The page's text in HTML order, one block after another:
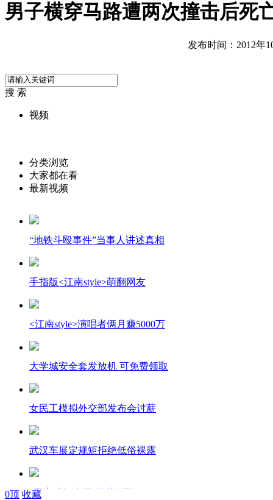
男子横穿马路遭两次撞击后死
发布时间：2012年
搜 索
视频
分类浏览
大家都在看
最新视频
“地铁斗殴事件”当事人讲述真相
手指版<江南style>萌翻网友
<江南style>演唱者俩月赚5000万
大学城安全套发放机 可免费领取
女民工模拟外交部发布会讨薪
武汉车展定规矩拒绝低俗裸露
"国立武汉大学"牌坊拆除
0顶 收藏